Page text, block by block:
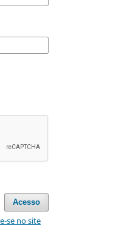
Acesso
se no site